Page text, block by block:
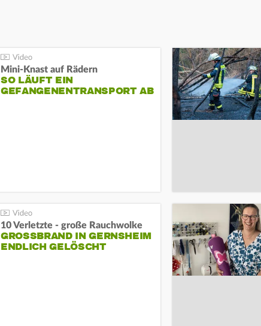
Mini-Knast auf Rädern
SO LÄUFT EIN
GEFANGENENTRANSPORT AB
10 Verletzte - große Rauchwolke
GROSSBRAND IN GERNSHEIM E
NDLICH GELÖSCHT